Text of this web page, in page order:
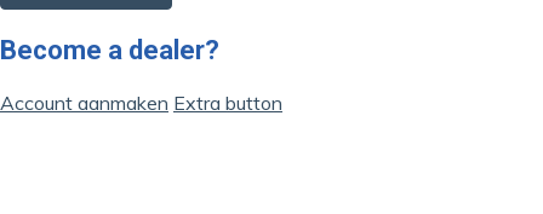
Become a dealer?
Account aanmaken Extra button